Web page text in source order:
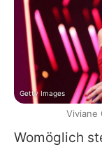
Womöglich
Getty Images
Viviane